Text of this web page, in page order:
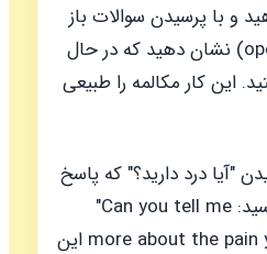
و با پرسیدن سوالات باز
(open-ended questions) نشان دهید که در حال
این کار مکالمه را طبیعی
"آیا درد دارید؟" که پاسخ
"Can you tell me
more about the pain این